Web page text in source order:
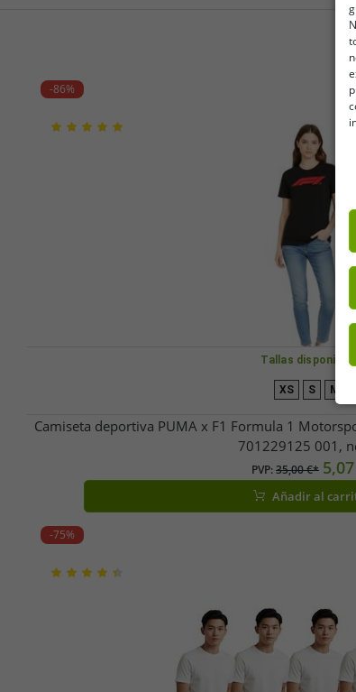
-86%
Tallas disponibles
XS S M
Camiseta deportiva PUMA x F1 Formula 1
701229125 001,
PVP:35,00 €*
Añadir al
-75%